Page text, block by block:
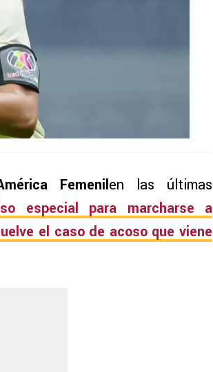
Femenilen las últimas
especial para marcharse a
el caso de acoso que viene